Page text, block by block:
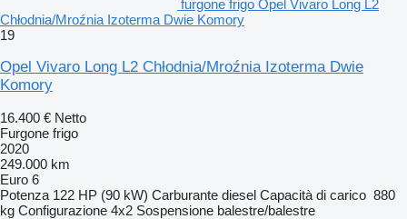
furgone frigo Opel Vivaro Long L2
Chłodnia/Mroźnia Izoterma Dwie Komory
19
Opel Vivaro Long L2 Chłodnia/Mroźnia Izoterma Dwie
Komory
16.400 € Netto
Furgone frigo
2020
249.000 km
Euro 6
Potenza 122 HP (90 kW) Carburante diesel Capacità di carico 880
kg Configurazione 4x2 Sospensione balestre/balestre